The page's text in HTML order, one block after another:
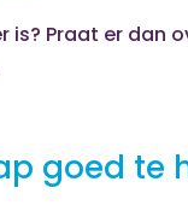
Praat er dan
goed te